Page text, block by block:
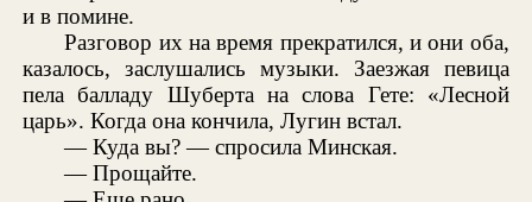
и в помине.
Разговор их на время прекратился, и они оба,
казалось, заслушались музыки. Заезжая певица
пела балладу Шуберта на слова Гете: «Лесной
царь». Когда она кончила, Лугин встал.
— Куда вы? — спросила Минская.
— Прощайте.